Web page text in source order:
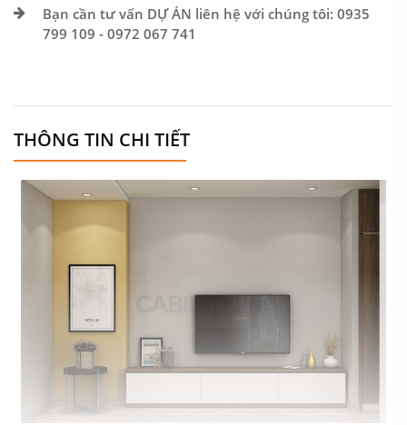
Bạn cần tư vấn DỰ ÁN liên hệ với chúng tôi: 0935
799 109 - 0972 067 741
THÔNG TIN CHI TIẾT